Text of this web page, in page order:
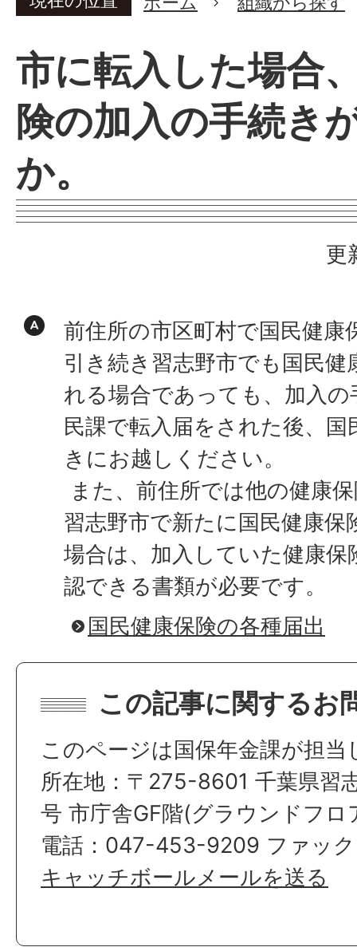
市に転入した場合
険の加入の手続き
か。
更
前住所の市区町村で国民健康
引き続き習志野市でも国民
れる場合であっても、加入
民課で転入届をされた後、国
きにお越しください。
また、前住所では他の健康
習志野市で新たに国民健康
場合は、加入していた健康
認できる書類が必要です。
国民健康保険の各種届出
この記事に関するお
このページは国保年金課が担当
所在地：〒275-8601 千葉県習
号 市庁舎GF階(グラウンドフロ
電話：047-453-9209 ファッ
キャッチボールメールを送る